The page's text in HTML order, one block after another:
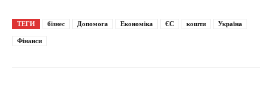
ТЕГИ бізнес Допомога Економіка ЄС кошти Україна
Фінанси